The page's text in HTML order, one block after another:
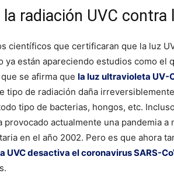
radiación UVC contra
científicos que certificaran que la luz
ya están apareciendo estudios como el
se afirma que la luz ultravioleta UV-
tipo de radiación daña
tipo de bacterias, hongos, etc.
actualmente una pandemia a
en el año 2002. Pero es que ahora
UVC desactiva el coronavirus SARS-